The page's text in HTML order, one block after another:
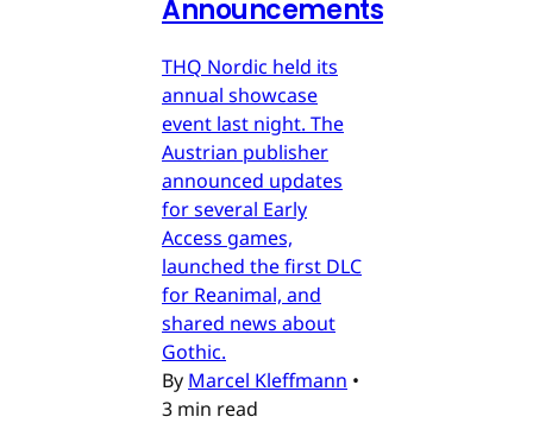
Announcements
THQ Nordic held its
annual showcase
event last night. The
Austrian publisher
announced updates
for several Early
Access games,
launched the first DLC
for Reanimal, and
shared news about
Gothic.
By Marcel Kleffmann •
3 min read